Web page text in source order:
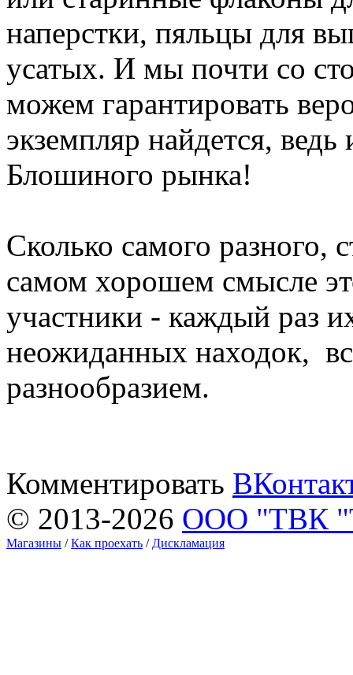
наперстки, пяльцы для
усатых. И мы почти со
можем гарантировать
экземпляр найдется,
Блошиного рынка!
Сколько самого разного,
самом хорошем смысле
участники - каждый раз
неожиданных находок,
разнообразием.
Комментировать
© 2013-2026 ООО "ТВК
Магазины /Как проехать / Дискламация